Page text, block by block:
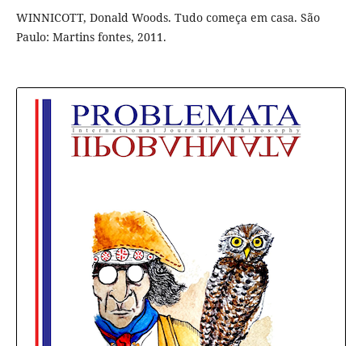
WINNICOTT, Donald Woods. Tudo começa em casa. São
Paulo: Martins fontes, 2011.